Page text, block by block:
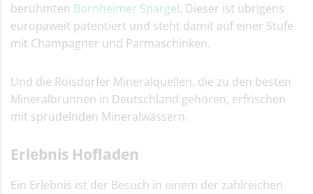
berühmten Bornheimer Spargel. Dieser ist übrigens
europaweit patentiert und steht damit auf einer Stufe
mit Champagner und Parmaschinken.
Und die Roisdorfer Mineralquellen, die zu den besten
Mineralbrunnen in Deutschland gehören, erfrischen
mit sprudelnden Mineralwässern.
Erlebnis Hofladen
Ein Erlebnis ist der Besuch in einem der zahlreichen